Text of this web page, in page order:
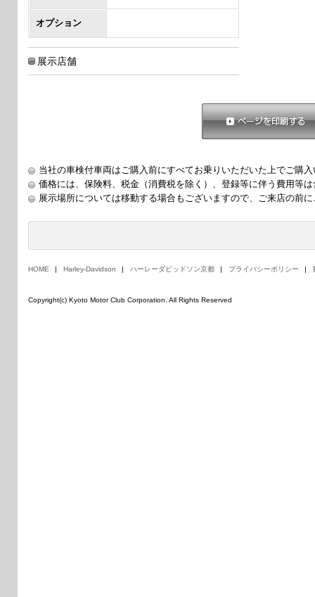
オプション
展示店舗
当社の車検付車両はご購入前にすべてお乗りいただいた上でご購
価格には、保険料、税金（消費税を除く）、登録等に伴う費用等
展示場所については移動する場合もございますので、ご来店の前
HOME Harley-Davidson ハーレーダビッドソン京都 プライバシーポリシー
Copyright(c) Kyoto Motor Club Corporation. All Rights Reserved